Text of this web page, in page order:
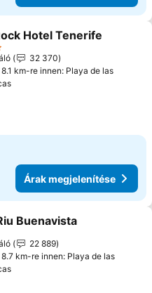
a kedvencekhez
Hotel Tenerife
32 370
km-re innen: Playa de las
Árak megjelenítése
a kedvencekhez
Buenavista
22 889
km-re innen: Playa de las